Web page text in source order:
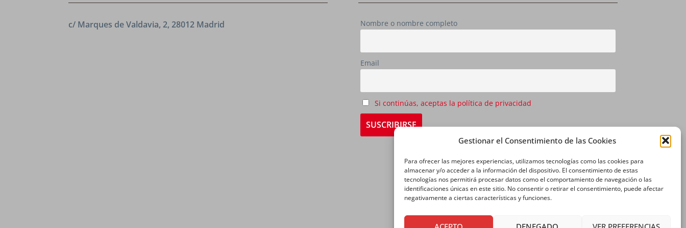
Gestionar el Consentimiento de las Cookies
Para ofrecer las mejores experiencias, utilizamos tecnologías como las cookies para
almacenar y/o acceder a la información del dispositivo. El consentimiento de estas
tecnologías nos permitirá procesar datos como el comportamiento de navegación o las
identificaciones únicas en este sitio. No consentir o retirar el consentimiento, puede afectar
negativamente a ciertas características y funciones.
c/ Marques de Valdavia, 2, 28012 Madrid Nombre o nombre completo
Email
Si continúas, aceptas la política de privacidad